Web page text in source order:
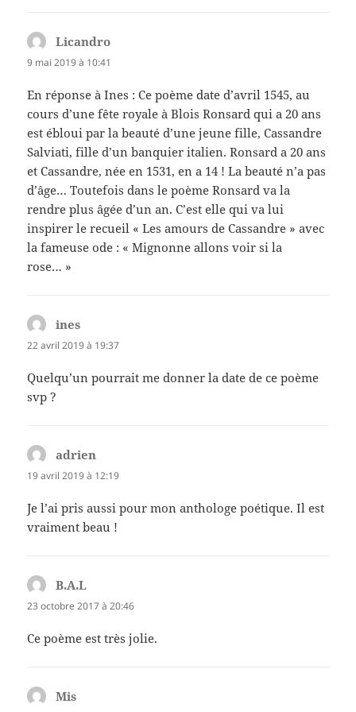
Licandro
9 mai 2019 à 10:41
En réponse à Ines : Ce poème date d’avril 1545, au
cours d’une fête royale à Blois Ronsard qui a 20 ans
est ébloui par la beauté d’une jeune fille, Cassandre
Salviati, fille d’un banquier italien. Ronsard a 20 ans
et Cassandre, née en 1531, en a 14 ! La beauté n’a pas
d’âge… Toutefois dans le poème Ronsard va la
rendre plus âgée d’un an. C’est elle qui va lui
inspirer le recueil « Les amours de Cassandre » avec
la fameuse ode : « Mignonne allons voir si la
rose… »
ines
22 avril 2019 à 19:37
Quelqu’un pourrait me donner la date de ce poème
svp ?
adrien
19 avril 2019 à 12:19
Je l’ai pris aussi pour mon anthologe poétique. Il est
vraiment beau !
B.A.L
23 octobre 2017 à 20:46
Ce poème est très jolie.
Mis